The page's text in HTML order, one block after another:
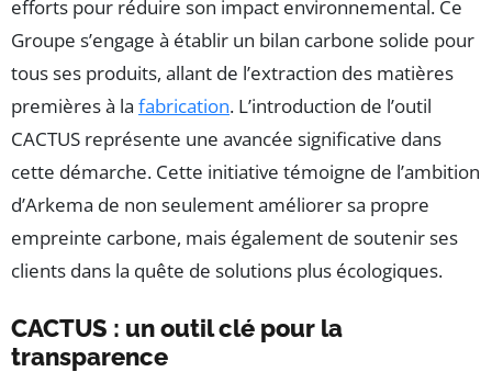
efforts pour réduire son impact environnemental. Ce
Groupe s’engage à établir un bilan carbone solide pour
tous ses produits, allant de l’extraction des matières
premières à la fabrication. L’introduction de l’outil
CACTUS représente une avancée significative dans
cette démarche. Cette initiative témoigne de l’ambition
d’Arkema de non seulement améliorer sa propre
empreinte carbone, mais également de soutenir ses
clients dans la quête de solutions plus écologiques.
CACTUS : un outil clé pour la
transparence